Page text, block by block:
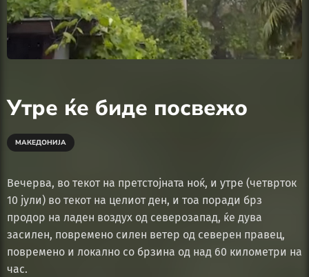
Утре ќе биде посвежо
МАКЕДОНИЈА
Вечерва, во текот на претстојната ноќ, и утре (четврток
10 јули) во текот на целиот ден, и тоа поради брз
продор на ладен воздух од северозапад, ќе дува
засилен, повремено силен ветер од северен правец,
повремено и локално со брзина од над 60 километри на
час.